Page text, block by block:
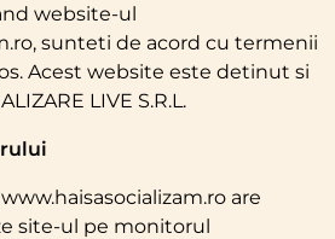
website-ul
sunteti de acord cu termenii
Acest website este detinut si
LIVE S.R.L.
are
site-ul pe monitorul